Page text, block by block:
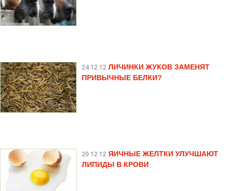
24.12.12 ЛИЧИНКИ ЖУКОВ ЗАМЕНЯТ
ПРИВЫЧНЫЕ БЕЛКИ?
20.12.12 ЯИЧНЫЕ ЖЕЛТКИ УЛУЧШАЮТ
ЛИПИДЫ В КРОВИ